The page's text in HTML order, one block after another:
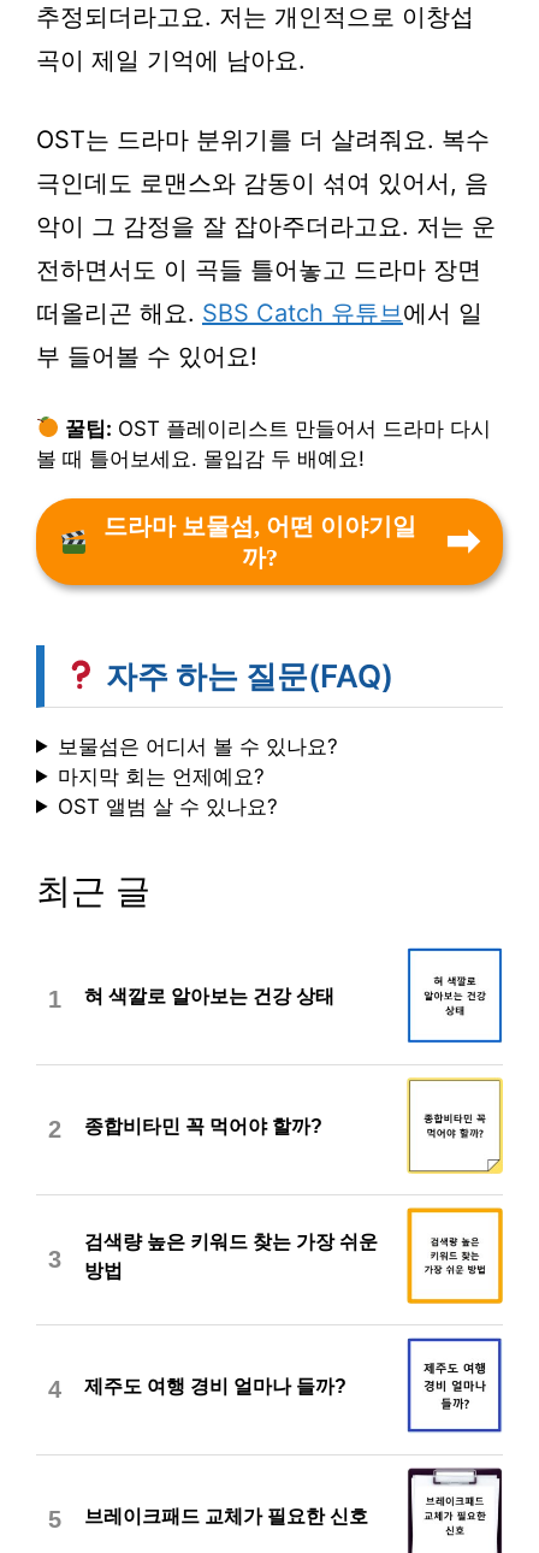
추정되더라고요. 저는 개인적으로 이창섭
곡이 제일 기억에 남아요.
OST는 드라마 분위기를 더 살려줘요. 복수
극인데도 로맨스와 감동이 섞여 있어서, 음
악이 그 감정을 잘 잡아주더라고요. 저는 운
전하면서도 이 곡들 틀어놓고 드라마 장면
떠올리곤 해요. SBS Catch 유튜브에서 일
부 들어볼 수 있어요!
꿀팁: OST 플레이리스트 만들어서 드라마 다시
볼 때 틀어보세요. 몰입감 두 배예요!
드라마 보물섬, 어떤 이야기일
까?
자주 하는 질문(FAQ)
보물섬은 어디서 볼 수 있나요?
마지막 회는 언제예요?
OST 앨범 살 수 있나요?
최근 글
1 혀 색깔로 알아보는 건강 상태
2 종합비타민 꼭 먹어야 할까?
3
검색량 높은 키워드 찾는 가장 쉬운
방법
4 제주도 여행 경비 얼마나 들까?
5 브레이크패드 교체가 필요한 신호